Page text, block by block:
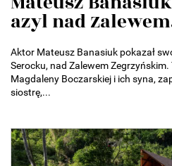
azyl nad
Aktor Mateusz Banasiuk pokazał
Serocku, nad Zalewem
Magdaleny Boczarskiej i ich syna,
siostrę,...